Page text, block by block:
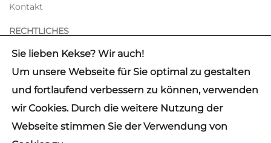
Kontakt
RECHTLICHES
Impressum
Datenschutz
✓IDW PS 880 CERTIFIED
Sie lieben Kekse? Wir auch!
Um unsere Webseite für Sie optimal zu gestalten
und fortlaufend verbessern zu können, verwenden
wir Cookies. Durch die weitere Nutzung der
Webseite stimmen Sie der Verwendung von